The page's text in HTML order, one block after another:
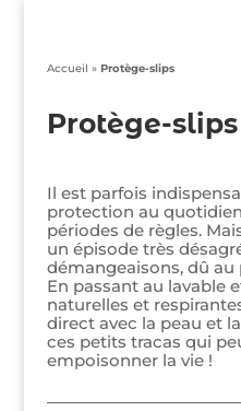
Accueil » Protège-slips
Protège-slips
Il est parfois
protection au
périodes de règles.
un épisode très
démangeaisons, dû
En passant au lavable
naturelles et
direct avec la peau et
ces petits tracas qui
empoisonner la vie !